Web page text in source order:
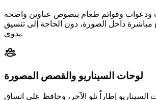
وقوائم طعام بنصوص عناوين واضحة
داخل الصورة، دون الحاجة إلى تنسيق
يدوي.
لوحات السيناريو والقصص المصورة
إطاراً تلو الآخر، وحافظ على اتساق